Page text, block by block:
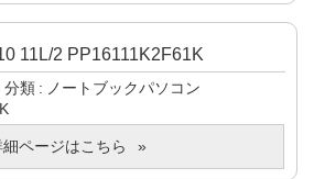
11L/2 PP16111K2F61K
分類
ノートブックパソコン
細ページはこちら